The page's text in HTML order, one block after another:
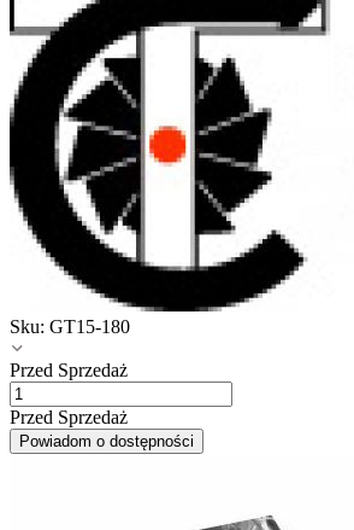
Sku: GT15-180
Przed Sprzedaż
Przed Sprzedaż
Powiadom o dostępności